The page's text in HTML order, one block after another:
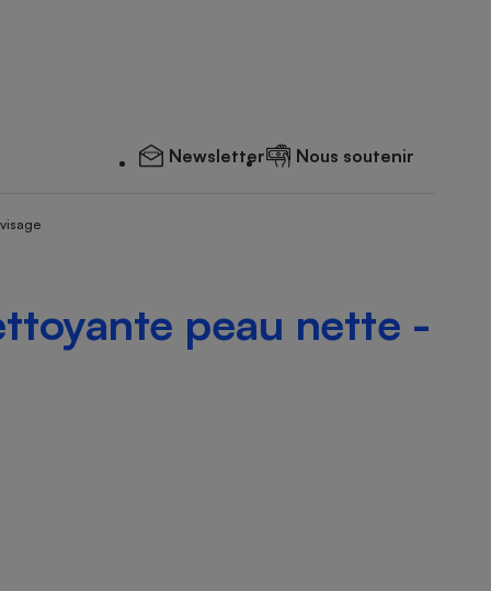
Newsletter Nous soutenir
peau nette -